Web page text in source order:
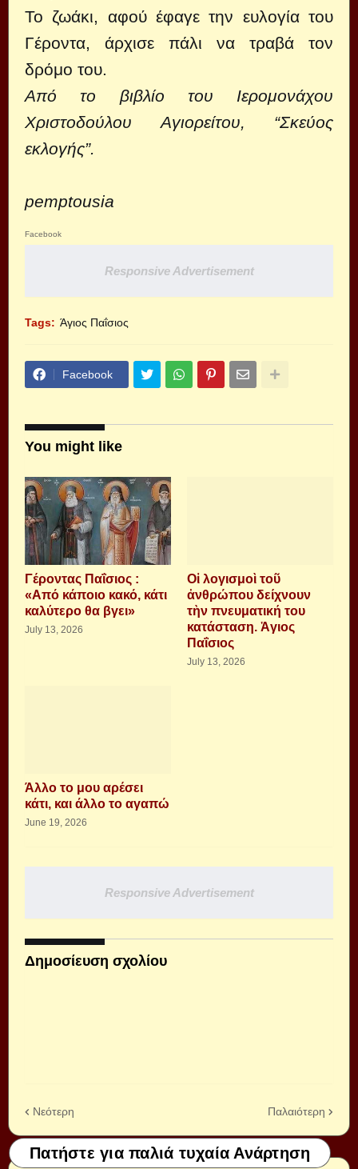
Το ζωάκι, αφού έφαγε την ευλογία του
Γέροντα, άρχισε πάλι να τραβά τον
δρόμο του.
Από το βιβλίο του Ιερομονάχου
Χριστοδούλου Αγιορείτου, “Σκεύος
εκλογής”.
pemptousia
Facebook
Responsive Advertisement
Tags: Άγιος Παΐσιος
Facebook
You might like
Γέροντας Παΐσιος :
«Από κάποιο κακό, κάτι
καλύτερο θα βγει»
July 13, 2026
Οἱ λογισμοὶ τοῦ
ἀνθρώπου δείχνουν
τὴν πνευματική του
κατάσταση. Ἁγιος
Παΐσιος
July 13, 2026
Άλλο το μου αρέσει
κάτι, και άλλο το αγαπώ
June 19, 2026
Responsive Advertisement
Δημοσίευση σχολίου
Νεότερη Παλαιότερη
Πατήστε για παλιά τυχαία Ανάρτηση